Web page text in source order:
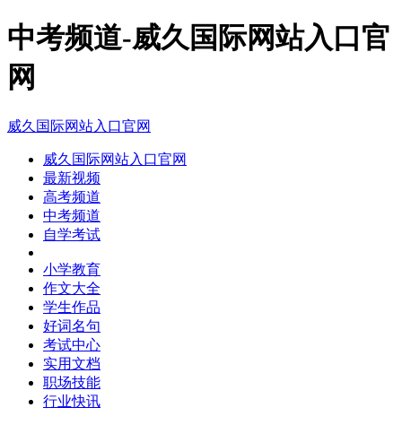
中考频道-威久国际网站入口官
网
威久国际网站入口官网
威久国际网站入口官网
最新视频
高考频道
中考频道
自学考试
小学教育
作文大全
学生作品
好词名句
考试中心
实用文档
职场技能
行业快讯